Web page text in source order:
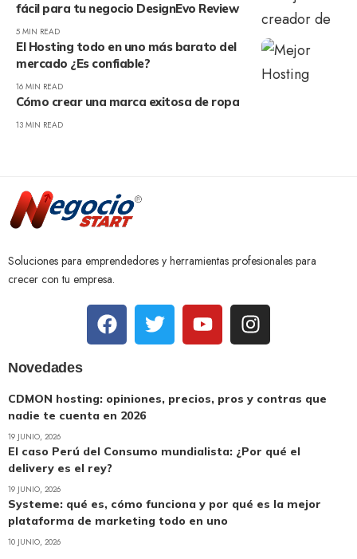
fácil para tu negocio DesignEvo Review
5 MIN READ
El Hosting todo en uno más barato del
mercado ¿Es confiable?
16 MIN READ
Cómo crear una marca exitosa de ropa
13 MIN READ
Soluciones para emprendedores y herramientas profesionales para
crecer con tu empresa.
Novedades
CDMON hosting: opiniones, precios, pros y contras que
nadie te cuenta en 2026
19 JUNIO, 2026
El caso Perú del Consumo mundialista: ¿Por qué el
delivery es el rey?
19 JUNIO, 2026
Systeme: qué es, cómo funciona y por qué es la mejor
plataforma de marketing todo en uno
10 JUNIO, 2026